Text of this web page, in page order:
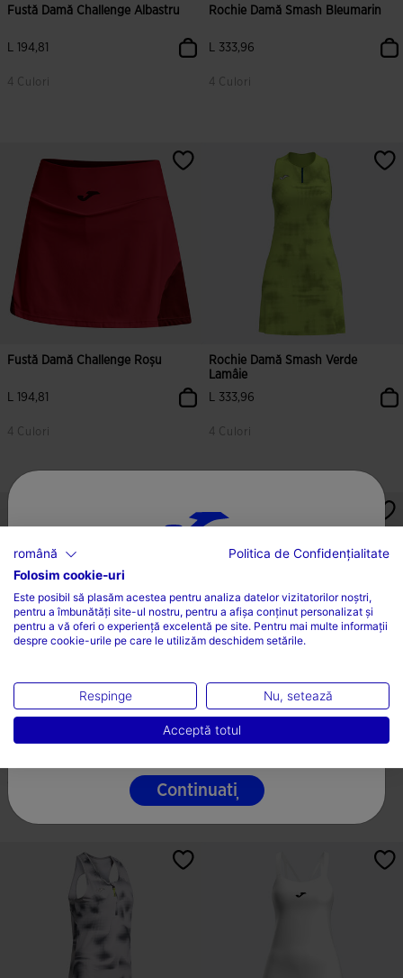
Fustă Damă Challenge Albastru
L 194,81
4 Culori
Rochie Damă Smash Bleumarin
L 333,96
4 Culori
4,6 din 5 evaluări ale clienților
Fustă Damă Challenge Roșu
L 194,81
4 Culori
Rochie Damă Smash Verde
Lamâie
L 333,96
4 Culori
Rochie Damă Smash Albastru
L 333,96
5 din 5 evaluări ale clienților
Fustă Damă Challenge Negru
L 194,81
4 Culori
3,2 din 5 evaluări ale clienților
ALEGEȚI ȚARA ȘI LIMBA
Țară
Limbă
Română
Continuați
română
Politica de Confidențialitate
Folosim cookie-uri
Este posibil să plasăm acestea pentru analiza datelor vizitatorilor noștri,
pentru a îmbunătăți site-ul nostru, pentru a afișa conținut personalizat și
pentru a vă oferi o experiență excelentă pe site. Pentru mai multe informații
despre cookie-urile pe care le utilizăm deschidem setările.
Respinge Nu, setează
Acceptă totul